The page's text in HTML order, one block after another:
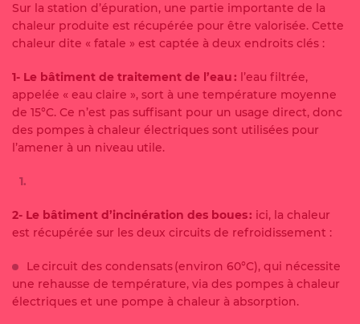
Sur la station d’épuration, une partie importante de la
chaleur produite est récupérée pour être valorisée. Cette
chaleur dite « fatale » est captée à deux endroits clés :
1- Le bâtiment de traitement de l’eau : l’eau filtrée,
appelée « eau claire », sort à une température moyenne
de 15°C. Ce n’est pas suffisant pour un usage direct, donc
des pompes à chaleur électriques sont utilisées pour
l’amener à un niveau utile.
2- Le bâtiment d’incinération des boues : ici, la chaleur
est récupérée sur les deux circuits de refroidissement :
Le circuit des condensats (environ 60°C), qui nécessite
une rehausse de température, via des pompes à chaleur
électriques et une pompe à chaleur à absorption.